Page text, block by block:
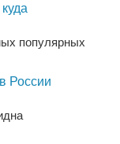
популярных
России